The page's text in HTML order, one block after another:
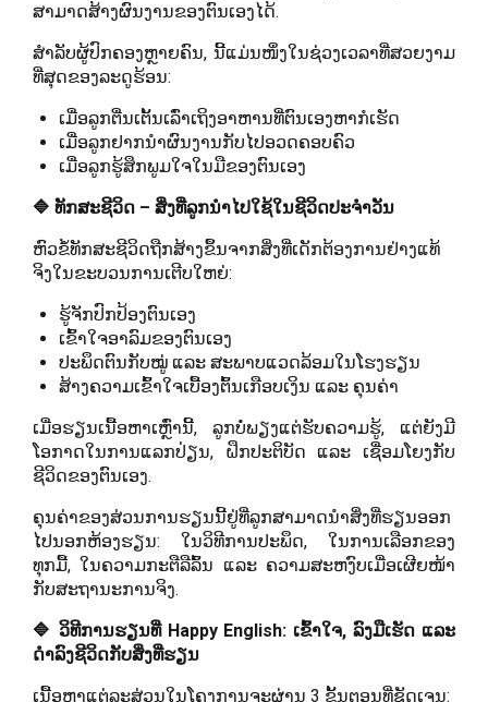
ສາມາດສ້າງຜົນງານຂອງຕົນເອງໄດ້.
ສຳລັບຜູ້ປົກຄອງຫຼາຍຄົນ, ນີ້ແມ່ນໜຶ່ງໃນຊ່ວງເວລາທີ່ສວຍງາມ
ທີ່ສຸດຂອງລະດູຮ້ອນ:
ເມື່ອລູກຕື່ນເຕັ້ນເລົ່າເຖິງອາຫານທີ່ຕົນເອງຫາກໍເຮັດ
ເມື່ອລູກຢາກນຳຜົນງານກັບໄປອວດຄອບຄົວ
ເມື່ອລູກຮູ້ສຶກພູມໃຈໃນມືຂອງຕົນເອງ
🔷 ທັກສະຊີວິດ – ສິ່ງທີ່ລູກນຳໄປໃຊ້ໃນຊີວິດປະຈຳວັນ
ຫົວຂໍ້ທັກສະຊີວິດຖືກສ້າງຂຶ້ນຈາກສິ່ງທີ່ເດັກຕ້ອງການຢ່າງແທ້
ຈິງໃນຂະບວນການເຕີບໃຫຍ່:
ຮູ້ຈັກປົກປ້ອງຕົນເອງ
ເຂົ້າໃຈອາລົມຂອງຕົນເອງ
ປະພຶດຕົນກັບໝູ່ ແລະ ສະພາບແວດລ້ອມໃນໂຮງຮຽນ
ສ້າງຄວາມເຂົ້າໃຈເບື້ອງຕົ້ນເກືອບເງິນ ແລະ ຄຸນຄ່າ
ເມື່ອຮຽນເນື້ອຫາເຫຼົ່ານີ້, ລູກບໍ່ພຽງແຕ່ຮັບຄວາມຮູ້, ແຕ່ຍັງມີ
ໂອກາດໃນການແລກປ່ຽນ, ຝຶກປະຕິບັດ ແລະ ເຊື່ອມໂຍງກັບ
ຊີວິດຂອງຕົນເອງ.
ຄຸນຄ່າຂອງສ່ວນການຮຽນນີ້ຢູ່ທີ່ລູກສາມາດນຳສິ່ງທີ່ຮຽນອອກ
ໄປນອກຫ້ອງຮຽນ: ໃນວິທີການປະພຶດ, ໃນການເລືອກຂອງ
ທຸກມື້, ໃນຄວາມກະຕືລືລົ້ນ ແລະ ຄວາມສະຫງົບເມື່ອເຜີຍໜ້າ
ກັບສະຖານະການຈິງ.
🔷 ວິທີການຮຽນທີ່ Happy English: ເຂົ້າໃຈ, ລົງມືເຮັດ ແລະ
ດຳລົງຊີວິດກັບສິ່ງທີ່ຮຽນ
ເນື້ອຫາແຕ່ລະສ່ວນໃນໂຄງການຈະຜ່ານ 3 ຂັ້ນຕອນທີ່ຊັດເຈນ: